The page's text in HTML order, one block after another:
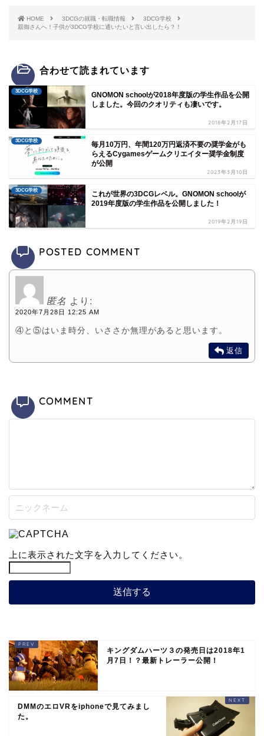
HOME 3DCGの就職・転職情報
3DCG学校
親御さんへ！子供が3DCG学校に通いたいと言い出したら？！
合わせて読まれています
3DCG学校
GNOMON schoolが2018年度版の学生作品を公開
しました。今回のクオリティも凄いです。
2018年2月17日
3DCG学校
毎月10万円、年間120万円返済不要の奨学金がも
らえるCygamesゲームクリエイター奨学金制度
が公開
2023年3月10日
3DCG学校
これが世界の3DCGレベル。GNOMON schoolが
2019年度版の学生作品を公開しました！
2019年2月19日
POSTED COMMENT
匿名 より:
2020年7月28日 12:25 AM
④と⑤はいま時分、いささか無理があると思います。
返信
COMMENT
上に表示された文字を入力してください。
キングダムハーツ３の発売日は2018年1
月7日！？最新トレーラー公開！
DMMのエロVRをiphoneで見てみまし
た。